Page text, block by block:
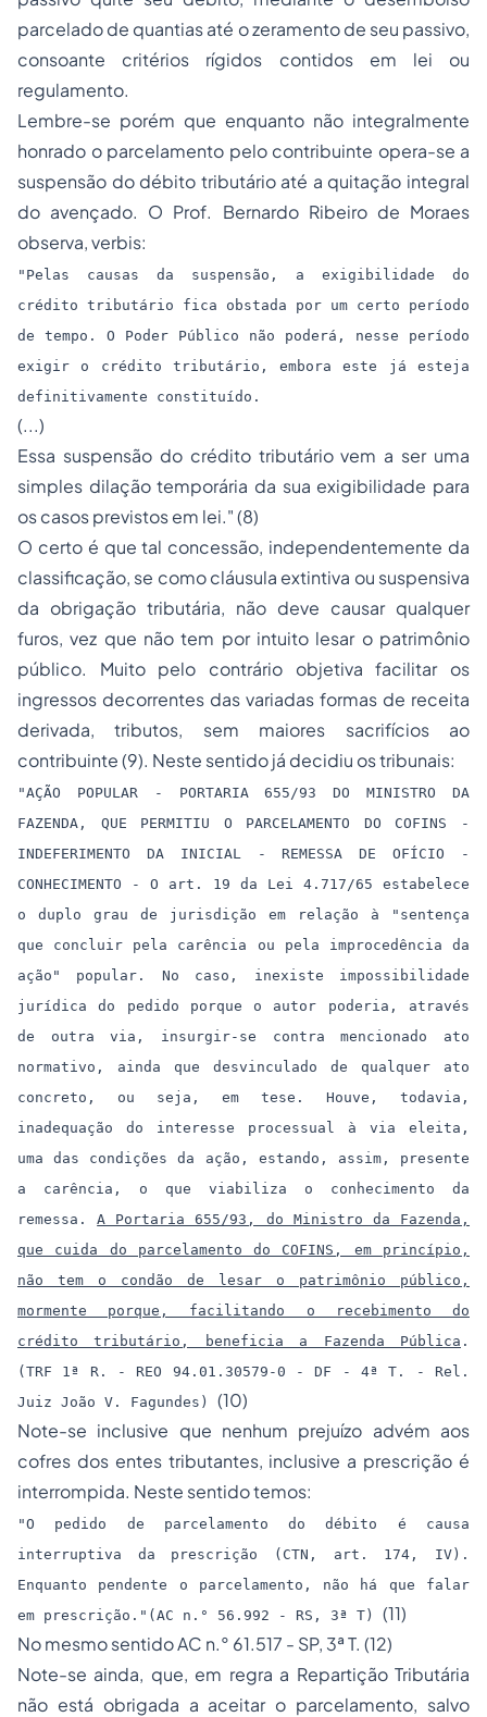
parcelado de quantias até o zeramento de seu passivo,
consoante critérios rígidos contidos em lei ou
regulamento.
Lembre-se porém que enquanto não integralmente
honrado o parcelamento pelo contribuinte opera-se a
suspensão do débito tributário até a quitação integral
do avençado. O Prof. Bernardo Ribeiro de Moraes
observa, verbis:
"Pelas causas da suspensão, a exigibilidade do
crédito tributário fica obstada por um certo período
de tempo. O Poder Público não poderá, nesse período
exigir o crédito tributário, embora este já esteja
definitivamente constituído.
(...)
Essa suspensão do crédito tributário vem a ser uma
simples dilação temporária da sua exigibilidade para
os casos previstos em lei." (8)
O certo é que tal concessão, independentemente da
classificação, se como cláusula extintiva ou suspensiva
da obrigação tributária, não deve causar qualquer
furos, vez que não tem por intuito lesar o patrimônio
público. Muito pelo contrário objetiva facilitar os
ingressos decorrentes das variadas formas de receita
derivada, tributos, sem maiores sacrifícios ao
contribuinte (9). Neste sentido já decidiu os tribunais:
"AÇÃO POPULAR - PORTARIA 655/93 DO MINISTRO DA
FAZENDA, QUE PERMITIU O PARCELAMENTO DO COFINS -
INDEFERIMENTO DA INICIAL - REMESSA DE OFÍCIO -
CONHECIMENTO - O art. 19 da Lei 4.717/65 estabelece
o duplo grau de jurisdição em relação à "sentença
que concluir pela carência ou pela improcedência da
ação" popular. No caso, inexiste impossibilidade
jurídica do pedido porque o autor poderia, através
de outra via, insurgir-se contra mencionado ato
normativo, ainda que desvinculado de qualquer ato
concreto, ou seja, em tese. Houve, todavia,
inadequação do interesse processual à via eleita,
uma das condições da ação, estando, assim, presente
a carência, o que viabiliza o conhecimento da
remessa.A Portaria 655/93, do Ministro da Fazenda,
que cuida do parcelamento do COFINS, em princípio,
não tem o condão de lesar o patrimônio público,
mormente porque, facilitando o recebimento do
crédito tributário, beneficia a Fazenda Pública .
(TRF 1ª R. - REO 94.01.30579-0 - DF - 4ª T. - Rel.
Juiz João V. Fagundes) (10)
Note-se inclusive que nenhum prejuízo advém aos
cofres dos entes tributantes, inclusive a prescrição é
interrompida. Neste sentido temos:
"O pedido de parcelamento do débito é causa
interruptiva da prescrição (CTN, art. 174, IV).
Enquanto pendente o parcelamento, não há que falar
em prescrição."(AC n.° 56.992 - RS, 3ª T) (11)
No mesmo sentido AC n.° 61.517 - SP, 3ª T. (12)
Note-se ainda, que, em regra a Repartição Tributária
não está obrigada a aceitar o parcelamento, salvo